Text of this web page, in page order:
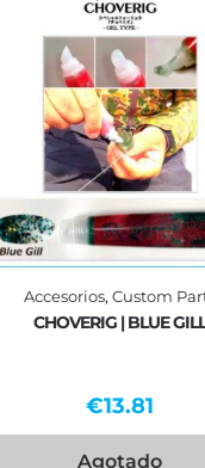
Accesorios,Custom
CHOVERIG | BLUE
€13.81
Agotado